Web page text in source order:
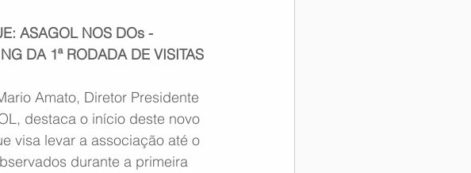
ASAGOL NOS DOs -
DA 1ª RODADA DE VISITAS
Amato, Diretor Presidente
destaca o início deste novo
visa levar a associação até o
durante a primeira